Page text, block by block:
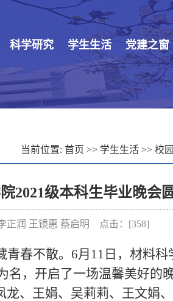
科学研究 学生生活 党建之窗
当前位置: 首页 >> 学生生活 >> 校
2021级本科生毕业晚会
正润 王镜惠 蔡启明 点击：[358]
春不散。 6月11日，材料科
名，开启了一场温馨美好的
龙、王娟、吴莉莉、王文娟